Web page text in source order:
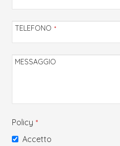
TELEFONO *
MESSAGGIO
Policy *
Accetto